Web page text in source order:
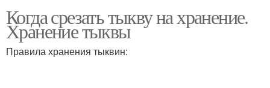
Когда срезать тыкву на хранение.
Хранение тыквы
Правила хранения тыквин: